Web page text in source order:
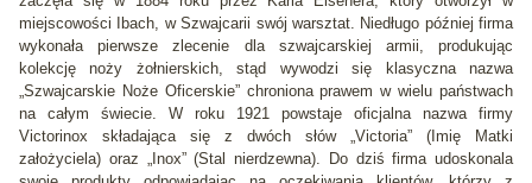
miejscowości Ibach, w Szwajcarii swój warsztat. Niedługo później firma
wykonała pierwsze zlecenie dla szwajcarskiej armii, produkując
kolekcję noży żołnierskich, stąd wywodzi się klasyczna nazwa
„Szwajcarskie Noże Oficerskie” chroniona prawem w wielu państwach
na całym świecie. W roku 1921 powstaje oficjalna nazwa firmy
Victorinox składająca się z dwóch słów „Victoria” (Imię Matki
założyciela) oraz „Inox” (Stal nierdzewna). Do dziś firma udoskonala